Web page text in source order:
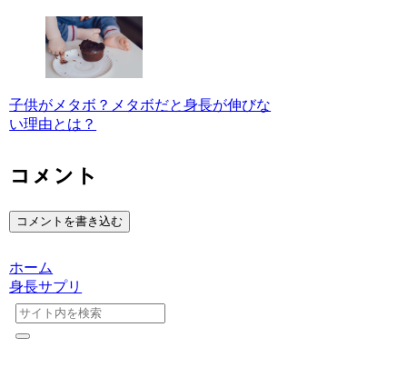
子供がメタボ？メタボだと身長が伸びな
い理由とは？
コメント
コメントを書き込む
ホーム
身長サプリ